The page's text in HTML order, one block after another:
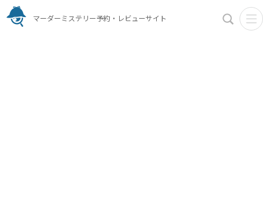
マーダーミステリー予約・レビューサイト